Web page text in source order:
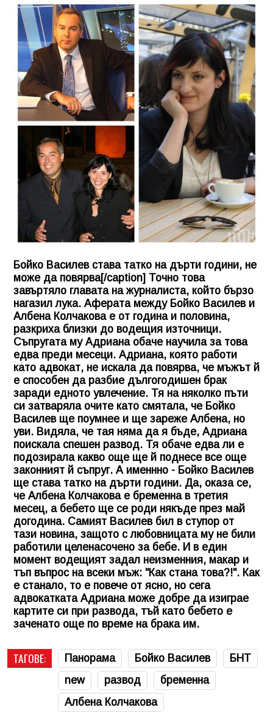
Бойко Василев става татко на дърти години, не
може да повярва[/caption] Точно това
завъртяло главата на журналиста, който бързо
нагазил лука. Аферата между Бойко Василев и
Албена Колчакова е от година и половина,
разкриха близки до водещия източници.
Съпругата му Адриана обаче научила за това
едва преди месеци. Адриана, която работи
като адвокат, не искала да повярва, че мъжът й
е способен да разбие дългогодишен брак
заради едното увлечение. Тя на няколко пъти
си затваряла очите като смятала, че Бойко
Василев ще поумнее и ще зареже Албена, но
уви. Видяла, че тая няма да я бъде, Адриана
поискала спешен развод. Тя обаче едва ли е
подозирала какво още ще й поднесе все още
законният й съпруг. А именнно - Бойко Василев
ще става татко на дърти години. Да, оказа се,
че Албена Колчакова е бременна в третия
месец, а бебето ще се роди някъде през май
догодина. Самият Василев бил в ступор от
тази новина, защото с любовницата му не били
работили целенасочено за бебе. И в един
момент водещият задал неизменния, макар и
тъп въпрос на всеки мъж: "Как стана това?!". Как
е станало, то е повече от ясно, но сега
адвокатката Адриана може добре да изиграе
картите си при развода, тъй като бебето е
заченато още по време на брака им.
ТАГОВЕ: Панорама Бойко Василев
БНТ
new
развод
бременна
Албена Колчакова